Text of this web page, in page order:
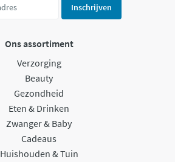
Inschrijven
Ons assortiment
Verzorging
Beauty
Gezondheid
Eten & Drinken
Zwanger & Baby
Cadeaus
Huishouden & Tuin